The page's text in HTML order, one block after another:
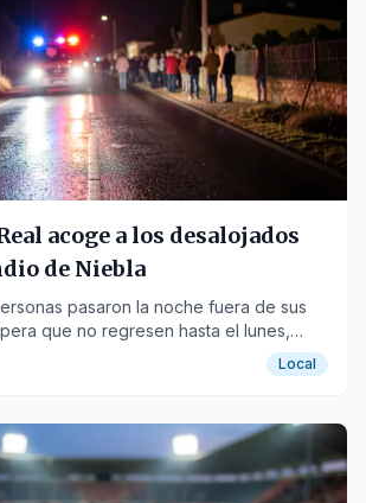
acoge a los desalojados
de Niebla
pasaron la noche fuera de sus
que no regresen hasta el lunes,
inunda el municipio.
Local